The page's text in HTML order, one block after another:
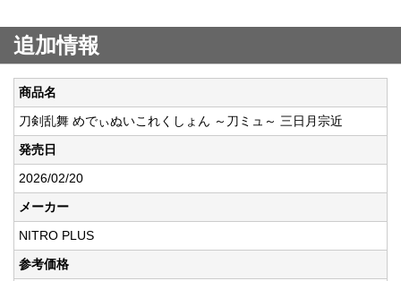
追加情報
商品名
刀剣乱舞 めでぃぬいこれくしょん ～刀ミュ～ 三日月宗近
発売日
2026/02/20
メーカー
NITRO PLUS
参考価格